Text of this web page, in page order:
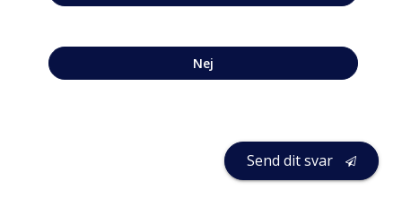
Nej
Send dit svar